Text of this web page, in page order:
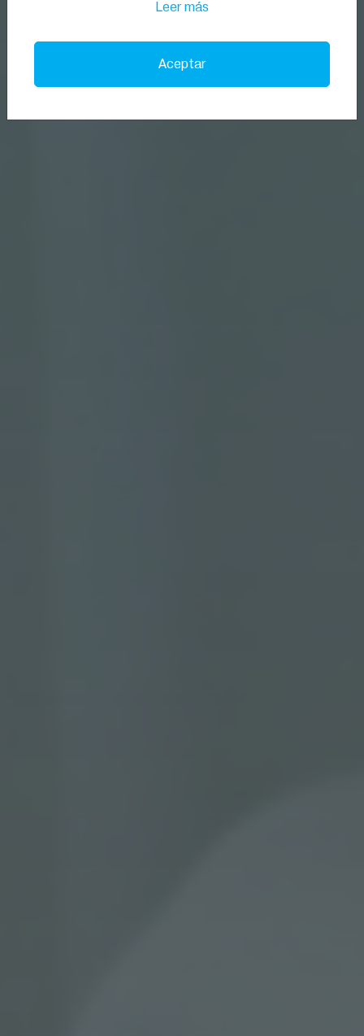
Leer más
Aceptar